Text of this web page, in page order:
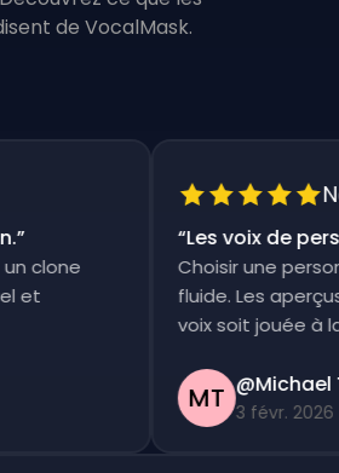
de VocalMask.
Les voix de
Choisir une
fluide. Les aperçus
voix soit jouée à la
MT @Michael
3 févr. 2026